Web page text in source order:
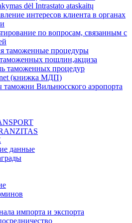
dėl Intrastato ataskaitų
интересов клиента в органах
по вопросам, связанным с
таможенные процедуры
пошлин,акциза
таможенных процедур
(книжка МДП)
таможни Вильнюсского аэропорта
данные
импорта и экспорта